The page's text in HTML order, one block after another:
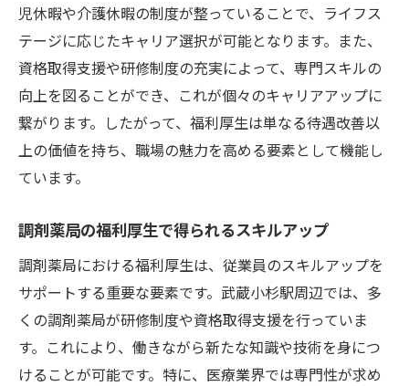
児休暇や介護休暇の制度が整っていることで、ライフス
テージに応じたキャリア選択が可能となります。また、
資格取得支援や研修制度の充実によって、専門スキルの
向上を図ることができ、これが個々のキャリアアップに
繋がります。したがって、福利厚生は単なる待遇改善以
上の価値を持ち、職場の魅力を高める要素として機能し
ています。
調剤薬局の福利厚生で得られるスキルアップ
調剤薬局における福利厚生は、従業員のスキルアップを
サポートする重要な要素です。武蔵小杉駅周辺では、多
くの調剤薬局が研修制度や資格取得支援を行っていま
す。これにより、働きながら新たな知識や技術を身につ
けることが可能です。特に、医療業界では専門性が求め